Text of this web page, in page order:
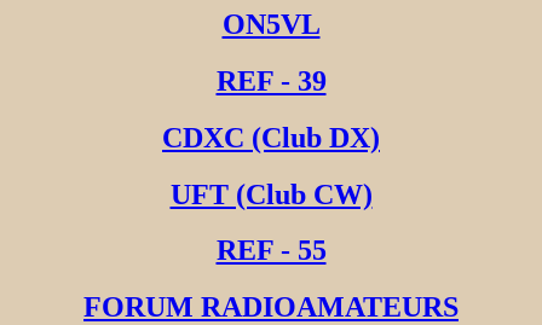
ON5VL
REF - 39
CDXC (Club DX)
UFT (Club CW)
REF - 55
FORUM RADIOAMATEURS